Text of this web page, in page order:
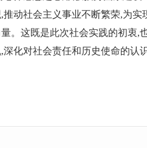
动社会主义事业不断繁荣,为实
。这既是此次社会实践的初衷,
化对社会责任和历史使命的认